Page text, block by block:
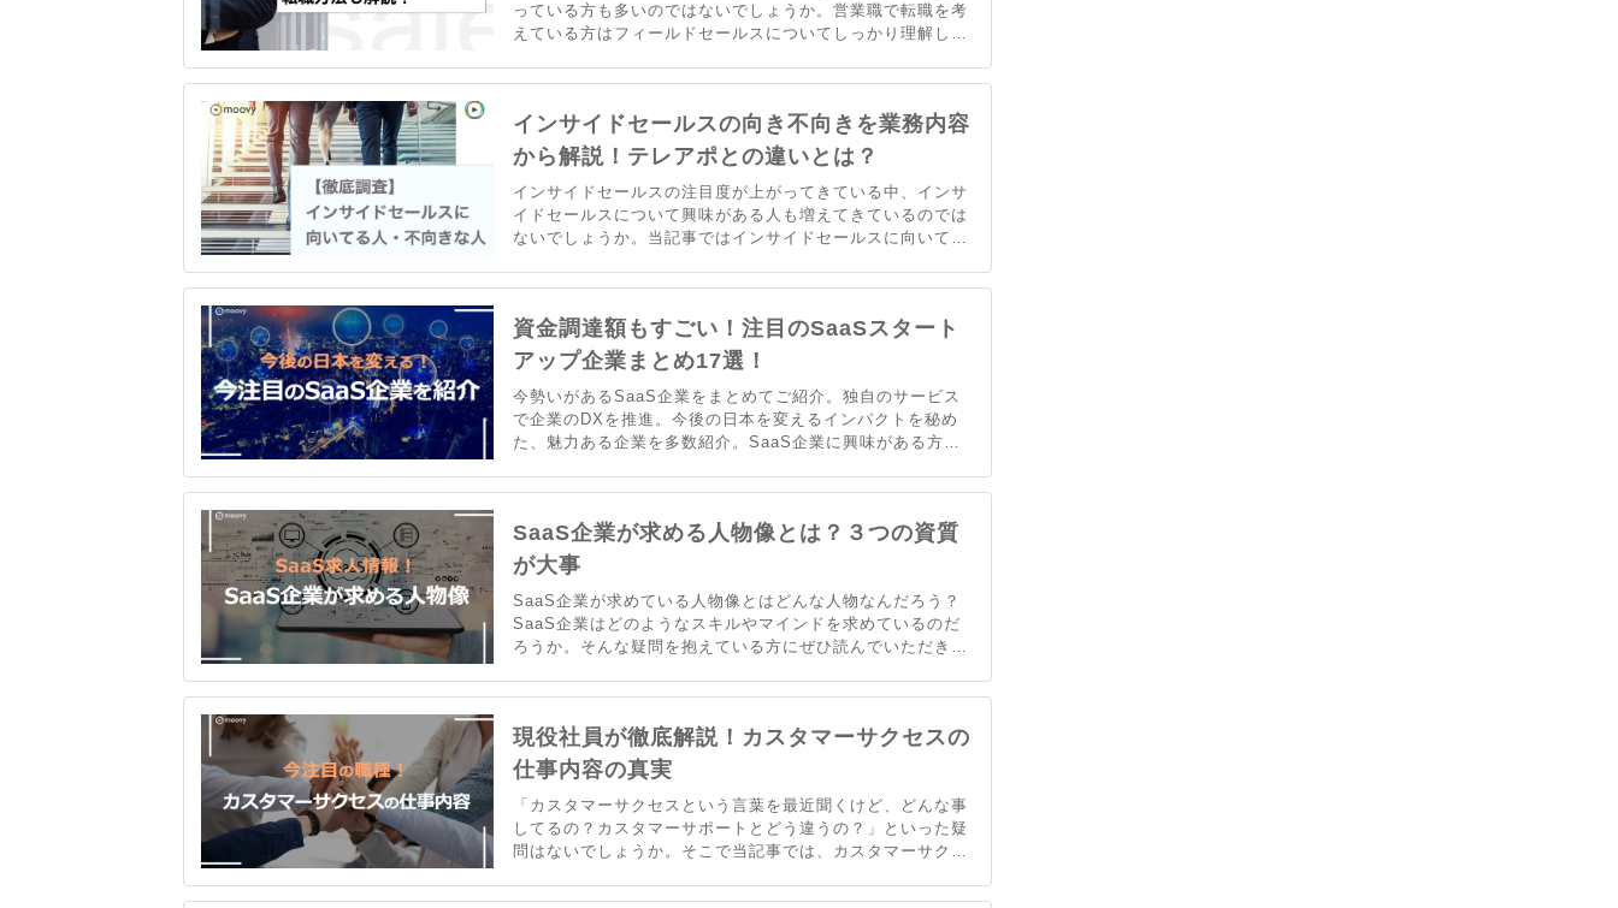
っている方も多いのではないでしょうか。営業職で転職を考
えている方はフィールドセールスについてしっかり理解して
に転職するために押さえておくべき内容を解説します。フィ
う。
インサイドセールスの向き不向きを業務内容
から解説！テレアポとの違いとは？
インサイドセールスの注目度が上がってきている中、インサ
イドセールスについて興味がある人も増えてきているのでは
ないでしょうか。当記事ではインサイドセールスに向いてい
容や今後のキャリアパスも含め、インサイドセールスに興味
資金調達額もすごい！注目のSaaSスタート
アップ企業まとめ17選！
今勢いがあるSaaS企業をまとめてご紹介。独自のサービス
で企業のDXを推進。今後の日本を変えるインパクトを秘め
た、魅力ある企業を多数紹介。SaaS企業に興味がある方、
必見です。
SaaS企業が求める人物像とは？３つの資質
が大事
SaaS企業が求めている人物像とはどんな人物なんだろう？
SaaS企業はどのようなスキルやマインドを求めているのだ
ろうか。そんな疑問を抱えている方にぜひ読んでいただきた
や志望動機を伝えることが大切です。
現役社員が徹底解説！カスタマーサクセスの
仕事内容の真実
「カスタマーサクセスという言葉を最近聞くけど、どんな事
してるの？カスタマーサポートとどう違うの？」といった疑
問はないでしょうか。そこで当記事では、カスタマーサクセ
スの現場で働く声もお届け。カスタマーサクセスについて気